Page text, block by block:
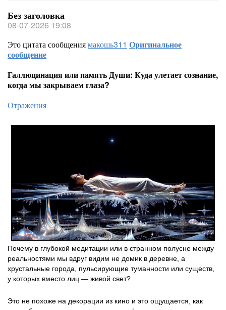
Без заголовка
08-07-2026 19:08
Это цитата сообщениямакошь311 Оригинальное
сообщение
Галлюцинация или память Души: Куда улетает сознание,
когда мы закрываем глаза?
Отражения
Почему в глубокой медитации или в странном полусне между
реальностями мы вдруг видим не домик в деревне, а
хрустальные города, пульсирующие туманности или существ,
у которых вместо лиц — живой свет?
Это не похоже на декорации из кино и это ощущается, как